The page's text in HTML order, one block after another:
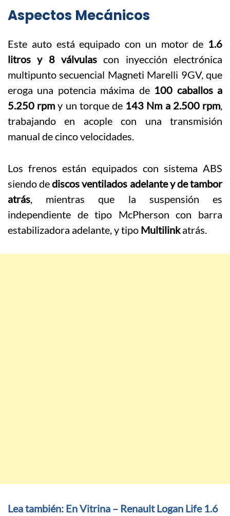
Aspectos Mecánicos
Este auto está equipado con un motor de 1.6
litros y 8 válvulas con inyección electrónica
multipunto secuencial Magneti Marelli 9GV, que
eroga una potencia máxima de 100 caballos a
5.250 rpm y un torque de 143 Nm a 2.500 rpm,
trabajando en acople con una transmisión
manual de cinco velocidades.
Los frenos están equipados con sistema ABS
siendo dediscos ventilados adelante y de tambor
atrás, mientras que la suspensión es
independiente de tipo McPherson con barra
estabilizadora adelante, y tipo Multilinkatrás.
Lea también: En Vitrina – Renault Logan Life 1.6